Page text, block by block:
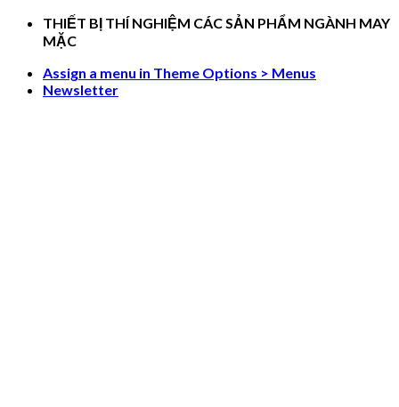
Skip
THIẾT BỊ THÍ NGHIỆM CÁC SẢN PHẨM NGÀNH MAY
MẶC
Assign a menu in Theme Options > Menus
Newsletter